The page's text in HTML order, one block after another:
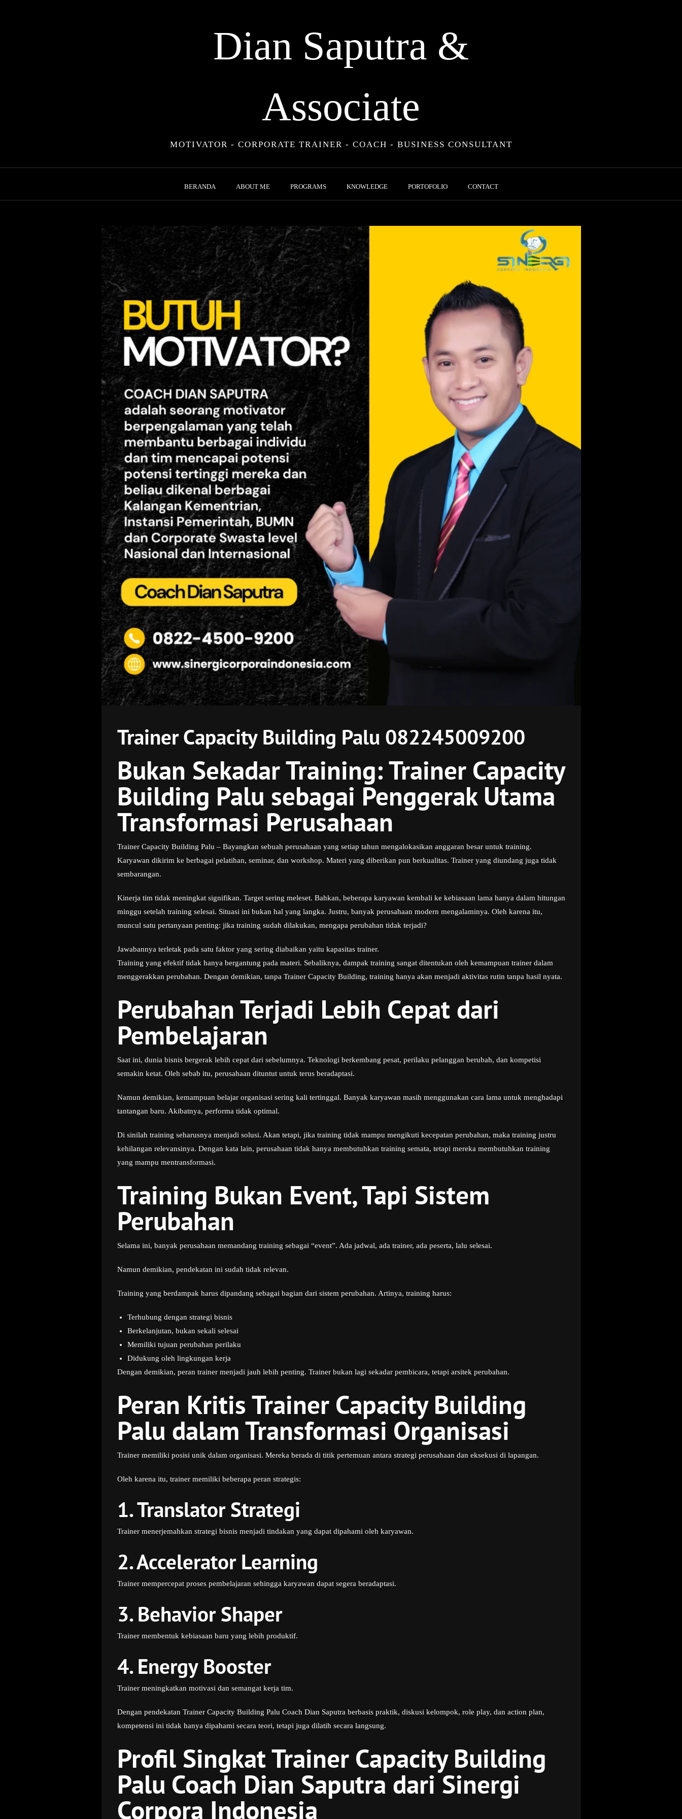
Dian Saputra &
Associate
MOTIVATOR - CORPORATE TRAINER - COACH - BUSINESS CONSULTANT
BERANDA ABOUT ME PROGRAMS KNOWLEDGE PORTOFOLIO CONTACT
Trainer Capacity Building Palu 082245009200
Bukan Sekadar Training: Trainer Capacity
Building Palu sebagai Penggerak Utama
Transformasi Perusahaan
Trainer Capacity Building Palu – Bayangkan sebuah perusahaan yang setiap tahun mengalokasikan anggaran besar untuk training.
Karyawan dikirim ke berbagai pelatihan, seminar, dan workshop. Materi yang diberikan pun berkualitas. Trainer yang diundang juga tidak
sembarangan.
Kinerja tim tidak meningkat signifikan. Target sering meleset. Bahkan, beberapa karyawan kembali ke kebiasaan lama hanya dalam hitungan
minggu setelah training selesai. Situasi ini bukan hal yang langka. Justru, banyak perusahaan modern mengalaminya. Oleh karena itu,
muncul satu pertanyaan penting: jika training sudah dilakukan, mengapa perubahan tidak terjadi?
Jawabannya terletak pada satu faktor yang sering diabaikan yaitu kapasitas trainer.
Training yang efektif tidak hanya bergantung pada materi. Sebaliknya, dampak training sangat ditentukan oleh kemampuan trainer dalam
menggerakkan perubahan. Dengan demikian, tanpa Trainer Capacity Building, training hanya akan menjadi aktivitas rutin tanpa hasil nyata.
Perubahan Terjadi Lebih Cepat dari
Pembelajaran
Saat ini, dunia bisnis bergerak lebih cepat dari sebelumnya. Teknologi berkembang pesat, perilaku pelanggan berubah, dan kompetisi
semakin ketat. Oleh sebab itu, perusahaan dituntut untuk terus beradaptasi.
Namun demikian, kemampuan belajar organisasi sering kali tertinggal. Banyak karyawan masih menggunakan cara lama untuk menghadapi
tantangan baru. Akibatnya, performa tidak optimal.
Di sinilah training seharusnya menjadi solusi. Akan tetapi, jika training tidak mampu mengikuti kecepatan perubahan, maka training justru
kehilangan relevansinya. Dengan kata lain, perusahaan tidak hanya membutuhkan training semata, tetapi mereka membutuhkan training
yang mampu mentransformasi.
Training Bukan Event, Tapi Sistem
Perubahan
Selama ini, banyak perusahaan memandang training sebagai “event”. Ada jadwal, ada trainer, ada peserta, lalu selesai.
Namun demikian, pendekatan ini sudah tidak relevan.
Training yang berdampak harus dipandang sebagai bagian dari sistem perubahan. Artinya, training harus:
Terhubung dengan strategi bisnis
Berkelanjutan, bukan sekali selesai
Memiliki tujuan perubahan perilaku
Didukung oleh lingkungan kerja
Dengan demikian, peran trainer menjadi jauh lebih penting. Trainer bukan lagi sekadar pembicara, tetapi arsitek perubahan.
Peran Kritis Trainer Capacity Building
Palu dalam Transformasi Organisasi
Trainer memiliki posisi unik dalam organisasi. Mereka berada di titik pertemuan antara strategi perusahaan dan eksekusi di lapangan.
Oleh karena itu, trainer memiliki beberapa peran strategis:
1. Translator Strategi
Trainer menerjemahkan strategi bisnis menjadi tindakan yang dapat dipahami oleh karyawan.
2. Accelerator Learning
Trainer mempercepat proses pembelajaran sehingga karyawan dapat segera beradaptasi.
3. Behavior Shaper
Trainer membentuk kebiasaan baru yang lebih produktif.
4. Energy Booster
Trainer meningkatkan motivasi dan semangat kerja tim.
Dengan pendekatan Trainer Capacity Building Palu Coach Dian Saputra berbasis praktik, diskusi kelompok, role play, dan action plan,
kompetensi ini tidak hanya dipahami secara teori, tetapi juga dilatih secara langsung.
Profil Singkat Trainer Capacity Building
Palu Coach Dian Saputra dari Sinergi
Corpora Indonesia